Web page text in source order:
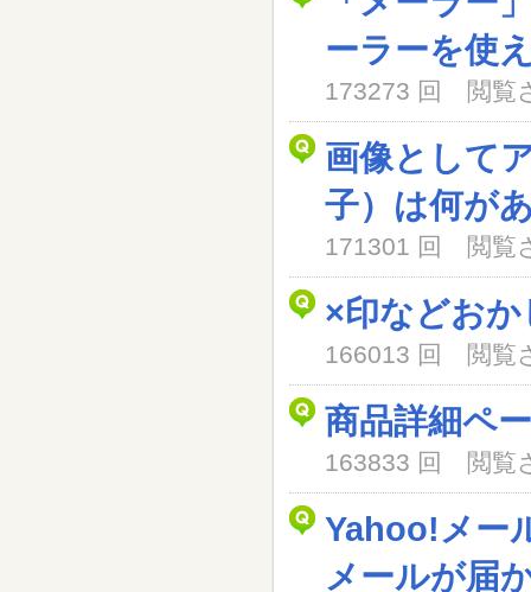
ーラーを使
173273 回 閲覧
画像として
子）は何が
171301 回 閲覧
×印などお
166013 回 閲覧
商品詳細ペ
163833 回 閲覧
Yahoo!メー
メールが届